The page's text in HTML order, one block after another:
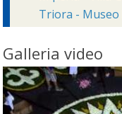
Triora - Museo
Galleria video